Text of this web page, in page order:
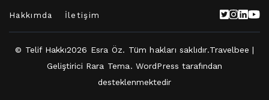
Hakkımda İletişim
© Telif Hakkı2026 Esra Öz. Tüm hakları saklıdır.Travelbee |
Geliştirici Rara Tema. WordPress tarafından
desteklenmektedir